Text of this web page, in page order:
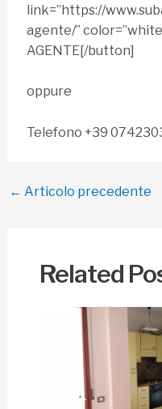
link=”https://
agente/”
AGENTE[/button]
oppure
Telefono +39
Navigazione
← Articolo precedente
Related